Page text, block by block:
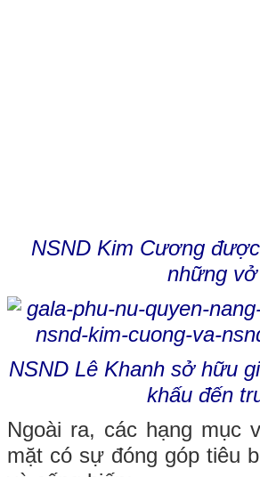
NSND Kim Cương
những
NSND Lê Khanh sở hữu
khấu đến
Ngoài ra, các hạng mục
mặt có sự đóng góp tiêu